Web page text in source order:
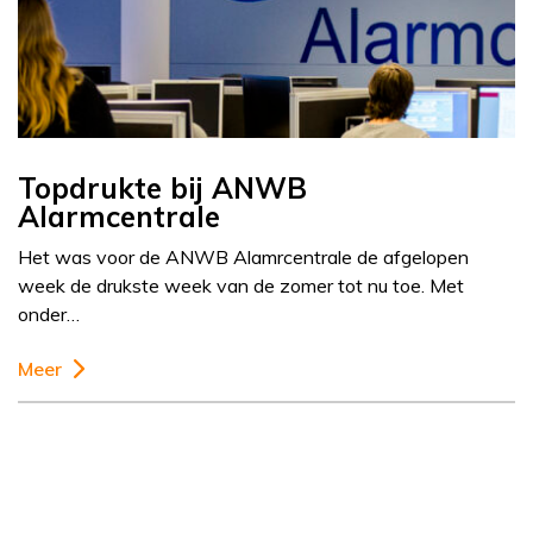
Topdrukte bij ANWB
Alarmcentrale
Het was voor de ANWB Alamrcentrale de afgelopen
week de drukste week van de zomer tot nu toe. Met
onder…
Meer